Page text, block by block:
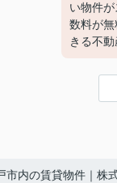
い物件
数料が
きる不動
市内の賃貸物件｜株